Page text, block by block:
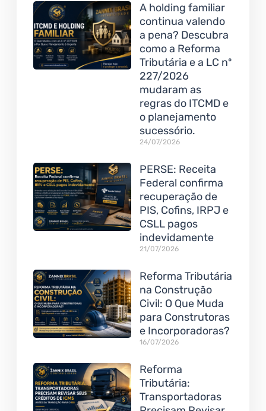
A holding familiar
continua valendo
a pena? Descubra
como a Reforma
Tributária e a LC nº
227/2026
mudaram as
regras do ITCMD e
o planejamento
sucessório.
24/07/2026
PERSE: Receita
Federal confirma
recuperação de
PIS, Cofins, IRPJ e
CSLL pagos
indevidamente
21/07/2026
Reforma Tributária
na Construção
Civil: O Que Muda
para Construtoras
e Incorporadoras?
16/07/2026
Reforma
Tributária:
Transportadoras